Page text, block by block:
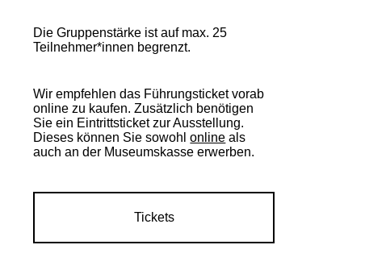
Die Gruppenstärke ist auf max. 25
Teilnehmer*innen begrenzt.
Wir empfehlen das Führungsticket vorab
online zu kaufen. Zusätzlich benötigen
Sie ein Eintrittsticket zur Ausstellung.
Dieses können Sie sowohlonline als
auch an der Museumskasse erwerben.
Tickets